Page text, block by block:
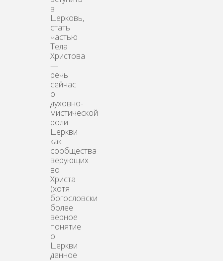
в
Церковь,
стать
частью
Тела
Христова
—
речь
сейчас
о
духовно-
мистической
роли
Церкви
как
сообщества
верующих
во
Христа
(хотя
богословски
более
верное
понятие
о
Церкви
данное